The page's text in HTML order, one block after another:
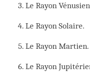
Le Rayon
Le Rayon Solaire.
Le Rayon Martien.
Le Rayon